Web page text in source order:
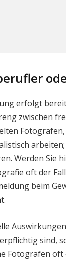
erfolgt
zwischen
Werden Sie
oft der
beim
sind,
Fotografen